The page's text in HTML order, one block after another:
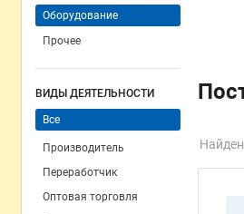
Оборудование
Прочее
ВИДЫ ДЕЯТЕЛЬНОСТИ
Все
Производитель
Переработчик
Оптовая торговля